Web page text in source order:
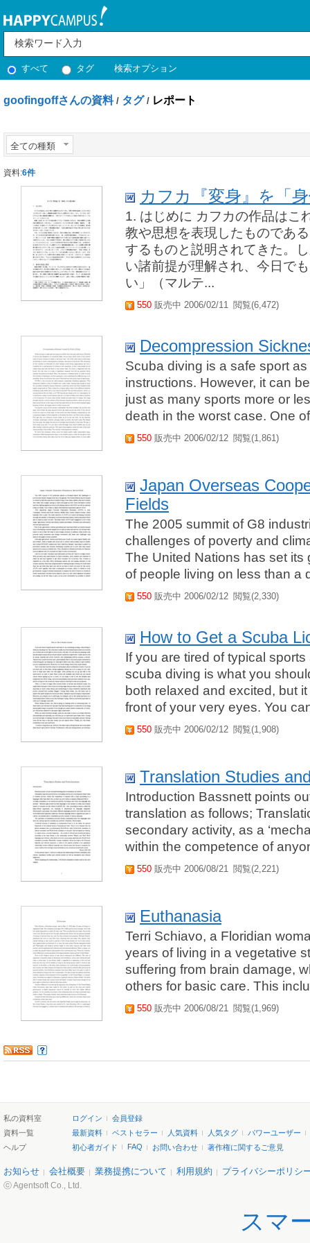
すべて タグ 検索オプション
goofingoffさんの資料 / タグ / レポート
全ての種類
資料:6件
カフカ『変身』を「
1. はじめに カフカの作品はこ
教や思想を表現したものであ
するものと説明されてきた。
い諸前提が理解され、今日で
い」（マルテ...
550 販売中 2006/02/11 閲覧(6,472)
Decompression
Scuba diving is a safe sport
instructions. However, it can
just as many sports more or
death in the worst case. One
550 販売中 2006/02/12 閲覧(1,861)
Japan Overseas
Fields
The 2005 summit of G8
challenges of poverty and
The United Nations has set
of people living on less than a
550 販売中 2006/02/12 閲覧(2,330)
How to Get a Scuba
If you are tired of typical
scuba diving is what you
both relaxed and excited, but
front of your very eyes. You
550 販売中 2006/02/12 閲覧(1,908)
Translation Studies
Introduction Bassnett points
translation as follows;
secondary activity, as a
within the competence of
550 販売中 2006/08/21 閲覧(2,221)
Euthanasia
Terri Schiavo, a Floridian
years of living in a vegetative
suffering from brain damage,
others for basic care. This
550 販売中 2006/08/21 閲覧(1,969)
私の資料室 ログイン
会員登録
資料一覧
最新資料 ベストセラー 人気資料 人気タグ
パワーユーザー
ヘルプ
初心者ガイド FAQ お問い合わせ 著作権に関するご意見
お知らせ 会社概要 業務提携について 利用規約 プライバシーポリシ
ⓒ Agentsoft Co., Ltd.
スマ